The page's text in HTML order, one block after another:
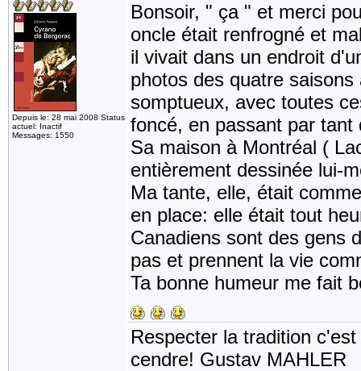
Depuis le: 28 mai 2008 Status
actuel: Inactif
Messages: 1550
Bonsoir, " ça " et merci
oncle était renfrogné et
il vivait dans un endroit
photos des quatre
somptueux, avec toutes
foncé, en passant par
Sa maison à Montréal (
entièrement dessinée lui-
Ma tante, elle, était
en place: elle était tout
Canadiens sont des gens
pas et prennent la vie
Ta bonne humeur me fait
Respecter la tradition
cendre! Gustav MAHLER